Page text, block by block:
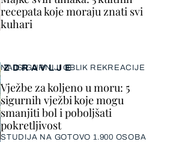
ZDRAVLJE
NAJSIGURNIJI OBLIK REKREACIJE
Vježbe za koljeno u moru: 5
sigurnih vježbi koje mogu
smanjiti bol i poboljšati
pokretljivost
STUDIJA NA GOTOVO 1.900 OSOBA
recepata koje moraju znati svi
kuhari